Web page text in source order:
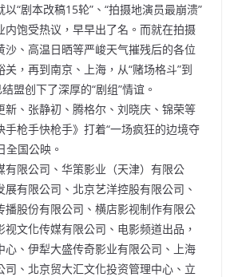
“剧本改稿15轮”、“拍摄地演员最崩溃”
内饱受热议，早早出了名。而就在拍摄
沙、高温日晒等严峻天气摧残后的各位
，再到南京、上海，从“赌场格斗”到
盟创下了深厚的“剧组”情谊。
新、张静初、腾格尔、刘晓庆、锦荣等
手枪手快枪手》打着“一场疯狂的边境夺
全国公映。
有限公司、华策影业（天津）有限公
展有限公司、北京艺洋控股有限公司、
播股份有限公司、横店影视制作有限公
视文化传媒有限公司、电影频道出品，
心、伊犁大盛传奇影业有限公司、上海
司、北京贸大汇文化投资管理中心、立